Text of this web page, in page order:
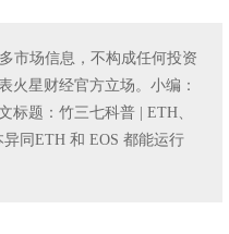
市场信息，不构成任何投资
火星财经官方立场。小编：
标题：竹三七科普 | ETH、
同ETH 和 EOS 都能运行